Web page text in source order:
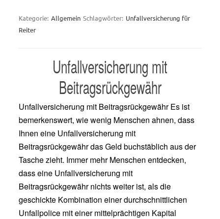
Kategorie: Allgemein Schlagwörter: Unfallversicherung für
Reiter
Unfallversicherung mit
Beitragsrückgewähr
Unfallversicherung mit Beitragsrückgewähr Es ist
bemerkenswert, wie wenig Menschen ahnen, dass
Ihnen eine Unfallversicherung mit
Beitragsrückgewähr das Geld buchstäblich aus der
Tasche zieht. Immer mehr Menschen entdecken,
dass eine Unfallversicherung mit
Beitragsrückgewähr nichts weiter ist, als die
geschickte Kombination einer durchschnittlichen
Unfallpolice mit einer mittelprächtigen Kapital